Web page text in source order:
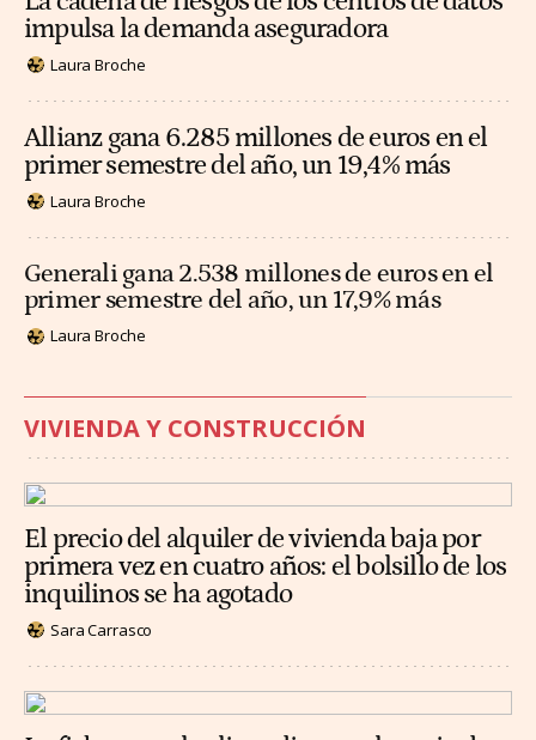
impulsa la demanda aseguradora
Laura Broche
Allianz gana 6.285 millones de euros en el
primer semestre del año, un 19,4% más
Laura Broche
Generali gana 2.538 millones de euros en el
primer semestre del año, un 17,9% más
Laura Broche
VIVIENDA Y CONSTRUCCIÓN
El precio del alquiler de vivienda baja por
primera vez en cuatro años: el bolsillo de los
inquilinos se ha agotado
Sara Carrasco